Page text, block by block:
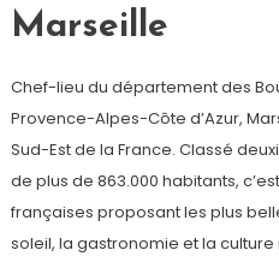
Marseille
Chef-lieu du département des
Provence-Alpes-Côte d’Azur,
Sud-Est de la France. Classé
de plus de 863.000 habitants,
françaises proposant les plus
soleil, la gastronomie et la